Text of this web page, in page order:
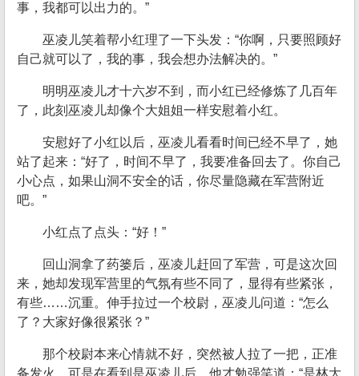
事，我都可以出力的。”
巫凌儿笑着帮小红理了一下头发：“你啊，只要照顾好
自己就可以了，我的事，我会想办法解决的。”
明明巫凌儿才十六岁不到，而小红已经修炼了几百年
了，此刻巫凌儿却像个大姐姐一样安慰着小红。
安慰好了小红以后，巫凌儿看看时间已经不早了，她
站了起来：“好了，时间不早了，我要准备回去了。你自己
小心点，如果山洞不安全的话，你尽量隐藏在军营附近
吧。”
小红点了点头：“好！”
回山洞拿了药篓后，巫凌儿赶回了军营，可是这次回
来，她却发现军营里的气氛有些不同了，显得有些紧张，
有些……沉重。伸手拉过一个校尉，巫凌儿问道：“怎么
了？大家好像很紧张？”
那个校尉本来心情就不好，突然被人拉了一把，正准
备发火，可是在看到是巫凌儿后，他才勉强笑道：“是林大